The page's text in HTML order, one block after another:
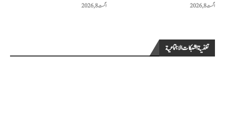
اگست 8, 2026 اگست 8, 2026
تغذية الشبكات الاجتماعية